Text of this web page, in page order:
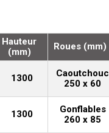
Hauteur
(mm)
Roues (mm)
1300
Caoutchouc
250 x 60
1300
Gonflables
260 x 85